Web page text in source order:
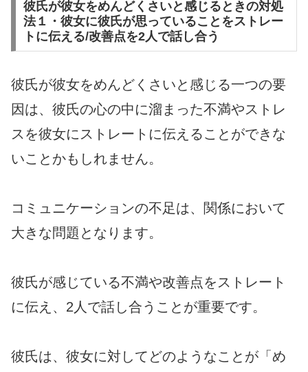
彼氏が彼女をめんどくさいと感じるときの対処
法１・彼女に彼氏が思っていることをストレー
トに伝える/改善点を2人で話し合う
彼氏が彼女をめんどくさいと感じる一つの要
因は、彼氏の心の中に溜まった不満やストレ
スを彼女にストレートに伝えることができな
いことかもしれません。
コミュニケーションの不足は、関係において
大きな問題となります。
彼氏が感じている不満や改善点をストレート
に伝え、2人で話し合うことが重要です。
彼氏は、彼女に対してどのようなことが「め